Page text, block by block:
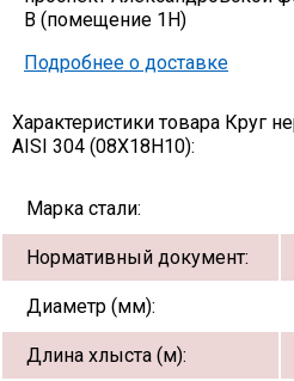
В (помещение 1Н)
Подробнее о доставке
Характеристики товара Круг
AISI 304 (08Х18Н10):
Марка стали:
Нормативный документ:
Диаметр (мм):
Длина хлыста (м):